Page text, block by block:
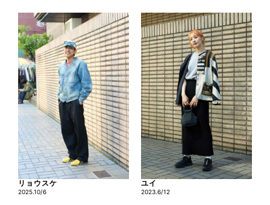
リョウスケ
2025.10/6
ユイ
2023.6/12